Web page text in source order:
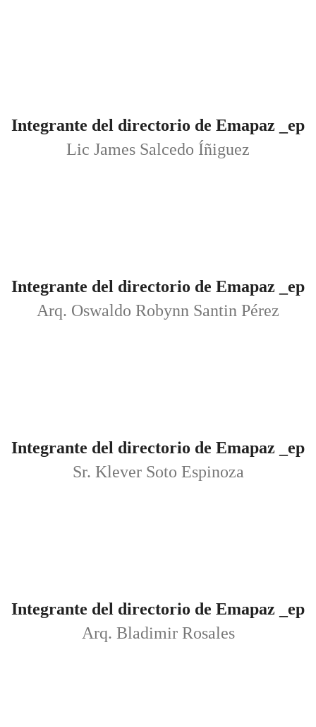
Integrante del directorio de Emapaz _ep
Lic James Salcedo Íñiguez
Integrante del directorio de Emapaz _ep
Arq. Oswaldo Robynn Santin Pérez
Integrante del directorio de Emapaz _ep
Sr. Klever Soto Espinoza
Integrante del directorio de Emapaz _ep
Arq. Bladimir Rosales